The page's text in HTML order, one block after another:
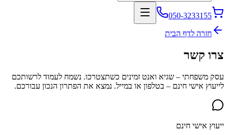
050-3233155
חזרה לדף הבית
צרו קשר
עסק משפחתי – שגיא ואנט זמינים כשתצטרכו. נשמח לעמוד לרשותכם
לייעוץ אישי חינם – בטלפון או במייל. נמצא את הפתרון הנכון עבורכם.
ייעוץ אישי חינם